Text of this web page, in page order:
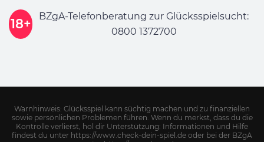
18+
BZgA-Telefonberatung zur Glücksspielsucht:
0800 1372700
Warnhinweis: Glücksspiel kann süchtig machen und zu finanziellen
sowie persönlichen Problemen führen. Wenn du merkst, dass du die
Kontrolle verlierst, hol dir Unterstützung: Informationen und Hilfe
findest du unter https://www.check-dein-spiel.de oder bei der BZgA